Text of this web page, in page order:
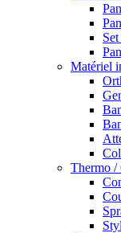
Matériel
Thermo /